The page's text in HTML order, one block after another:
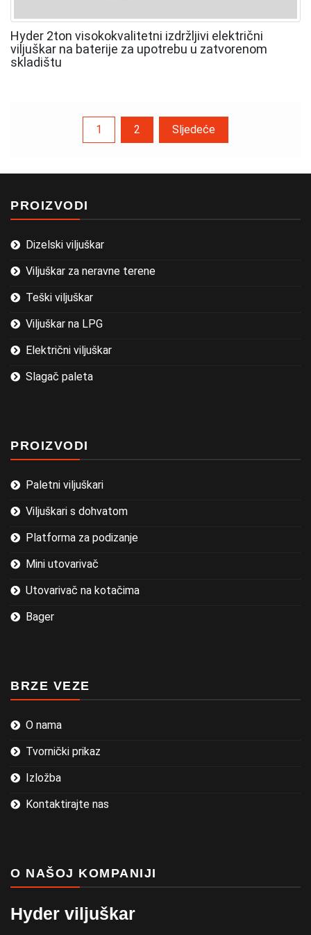
Hyder 2ton visokokvalitetni izdržljivi električni
viljuškar na baterije za upotrebu u zatvorenom
skladištu
Navigacija
člancima
1 2 Sljedeće
PROIZVODI
Dizelski viljuškar
Viljuškar za neravne terene
Teški viljuškar
Viljuškar na LPG
Električni viljuškar
Slagač paleta
PROIZVODI
Paletni viljuškari
Viljuškari s dohvatom
Platforma za podizanje
Mini utovarivač
Utovarivač na kotačima
Bager
BRZE VEZE
O nama
Tvornički prikaz
Izložba
Kontaktirajte nas
O NAŠOJ KOMPANIJI
Hyder viljuškar